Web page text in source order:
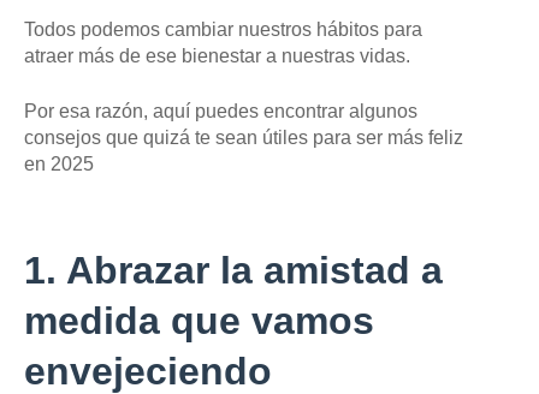
o
Todos podemos cambiar nuestros hábitos para
atraer más de ese bienestar a nuestras vidas.
Por esa razón, aquí puedes encontrar algunos
consejos que quizá te sean útiles para ser más feliz
en 2025
1. Abrazar la amistad a
medida que vamos
envejeciendo